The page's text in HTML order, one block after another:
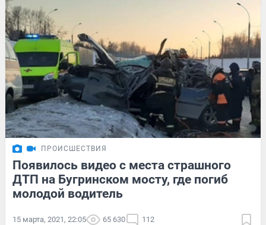
ПРОИСШЕСТВИЯ
Появилось видео с места страшного
ДТП на Бугринском мосту, где погиб
молодой водитель
15 марта, 2021, 22:05 65 630 112